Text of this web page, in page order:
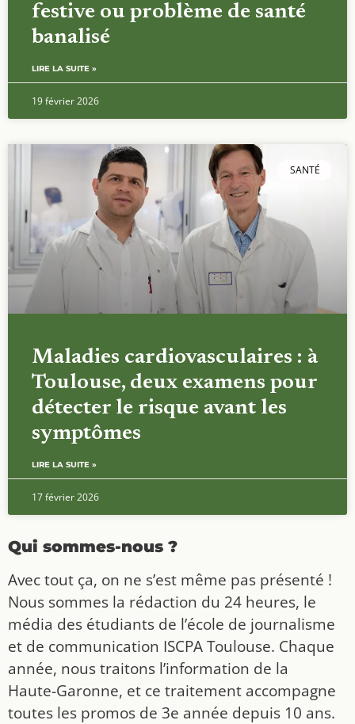
festive ou problème de santé
banalisé
LIRE LA SUITE »
19 février 2026
SANTÉ
Maladies cardiovasculaires : à
Toulouse, deux examens pour
détecter le risque avant les
symptômes
LIRE LA SUITE »
17 février 2026
Qui sommes-nous ?
Avec tout ça, on ne s’est même pas présenté !
Nous sommes la rédaction du 24 heures, le
média des étudiants de l’école de journalisme
et de communication ISCPA Toulouse. Chaque
année, nous traitons l’information de la
Haute-Garonne, et ce traitement accompagne
toutes les promos de 3e année depuis 10 ans.